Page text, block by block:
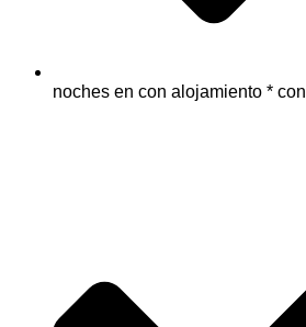
noches en con alojamiento * con